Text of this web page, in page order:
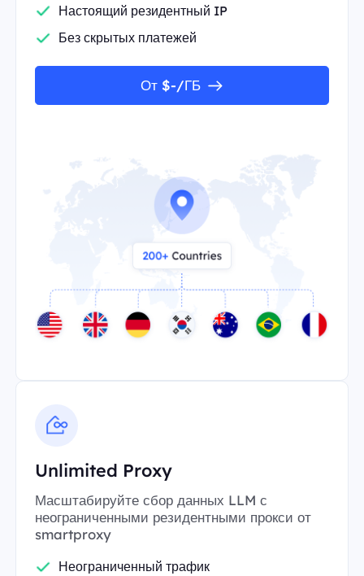
Настоящий резидентный IP
Без скрытых платежей
От $-/ГБ
Unlimited Proxy
Масштабируйте сбор данных LLM с
неограниченными резидентными прокси от
smartproxy
Неограниченный трафик